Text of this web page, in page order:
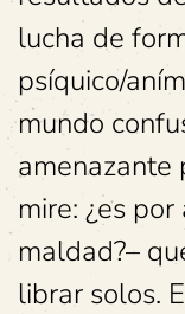
lucha de
psíquico/
mundo
amenazante
mire: ¿es
maldad?–
librar solos.